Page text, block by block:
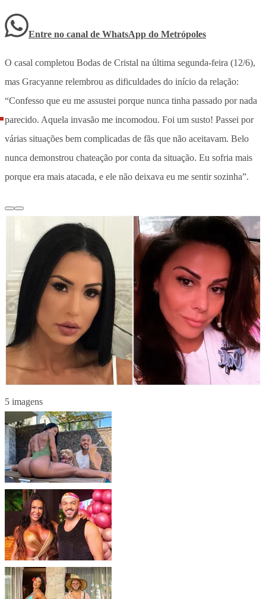
Entre no canal de WhatsApp do Metrópoles
O casal completou Bodas de Cristal na última segunda-feira (12/6),
mas Gracyanne relembrou as dificuldades do início da relação:
“Confesso que eu me assustei porque nunca tinha passado por nada
parecido. Aquela invasão me incomodou. Foi um susto! Passei por
várias situações bem complicadas de fãs que não aceitavam. Belo
nunca demonstrou chateação por conta da situação. Eu sofria mais
porque era mais atacada, e ele não deixava eu me sentir sozinha”.
5 imagens